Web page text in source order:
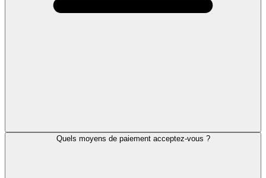
Quels moyens de paiement acceptez-vous ?